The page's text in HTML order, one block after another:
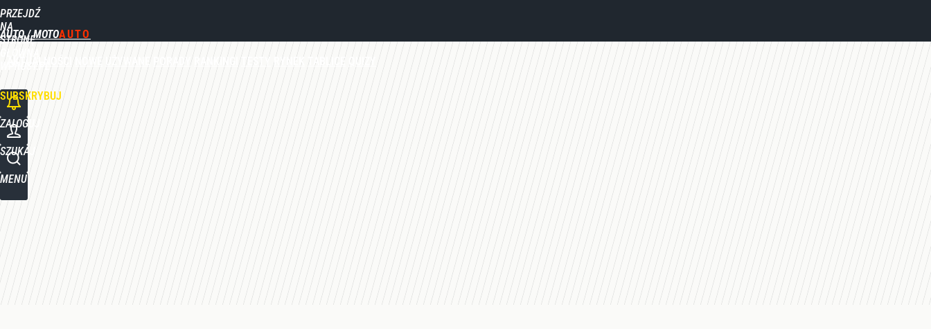
PRZEJDŹ
NA
STRONĘ
GŁÓWNĄ
WPROST.PL
AUTO / MOTO
AKTUALNOŚCI NOWE UŻYWANE PORADY RANKINGI TESTY RYNEK TABLICE QUIZY
SUBSKRYBUJ
ZALOGUJ
SZUKAJ
MENU